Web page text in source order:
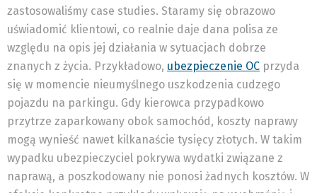
zastosowaliśmy case studies. Staramy się obrazowo
uświadomić klientowi, co realnie daje dana polisa ze
względu na opis jej działania w sytuacjach dobrze
znanych z życia. Przykładowo, ubezpieczenie OC przyda
się w momencie nieumyślnego uszkodzenia cudzego
pojazdu na parkingu. Gdy kierowca przypadkowo
przytrze zaparkowany obok samochód, koszty naprawy
mogą wynieść nawet kilkanaście tysięcy złotych. W takim
wypadku ubezpieczyciel pokrywa wydatki związane z
naprawą, a poszkodowany nie ponosi żadnych kosztów. W